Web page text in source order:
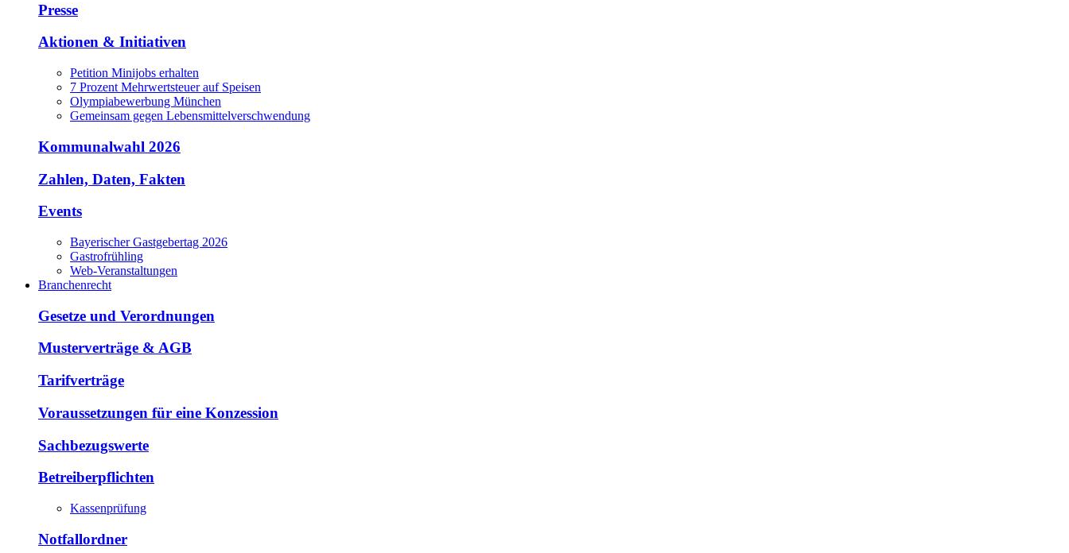
Presse
Aktionen & Initiativen
Petition Minijobs erhalten
7 Prozent Mehrwertsteuer auf Speisen
Olympiabewerbung München
Gemeinsam gegen Lebensmittelverschwendung
Kommunalwahl 2026
Zahlen, Daten, Fakten
Events
Bayerischer Gastgebertag 2026
Gastrofrühling
Web-Veranstaltungen
Branchenrecht
Gesetze und Verordnungen
Musterverträge & AGB
Tarifverträge
Voraussetzungen für eine Konzession
Sachbezugswerte
Betreiberpflichten
Kassenprüfung
Notfallordner